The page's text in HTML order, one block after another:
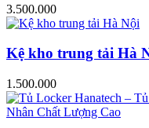
3.500.000
Kệ kho trung tải Hà
1.500.000